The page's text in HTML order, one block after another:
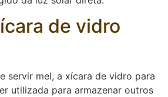
de vidro
servir mel, a xícara de vidro para
utilizada para armazenar outros